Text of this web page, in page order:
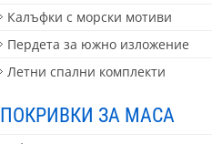
Калъфки с морски мотиви
Пердета за южно изложение
Летни спални комплекти
ПОКРИВКИ ЗА МАСА